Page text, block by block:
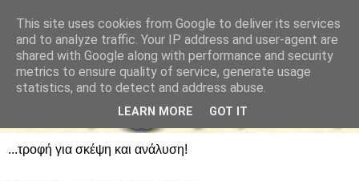
...τροφή για σκέψη και ανάλυση!
This site uses cookies from Google to deliver its services
and to analyze traffic. Your IP address and user-agent are
shared with Google along with performance and security
metrics to ensure quality of service, generate usage
statistics, and to detect and address abuse.
LEARN MORE GOT IT